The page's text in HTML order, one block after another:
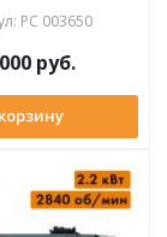
: РС 003650
руб.